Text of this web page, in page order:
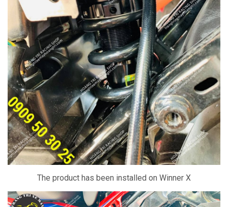
The product has been installed on Winner X